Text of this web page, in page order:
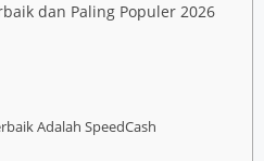
dan Paling Populer 2026
Adalah SpeedCash